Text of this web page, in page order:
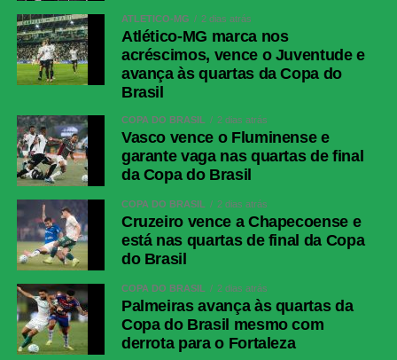
ATLÉTICO-MG 2 dias atrás
Atlético-MG marca nos
acréscimos, vence o Juventude e
avança às quartas da Copa do
Brasil
COPA DO BRASIL 2 dias atrás
Vasco vence o Fluminense e
garante vaga nas quartas de final
da Copa do Brasil
COPA DO BRASIL 2 dias atrás
Cruzeiro vence a Chapecoense e
está nas quartas de final da Copa
do Brasil
COPA DO BRASIL 2 dias atrás
Palmeiras avança às quartas da
Copa do Brasil mesmo com
derrota para o Fortaleza